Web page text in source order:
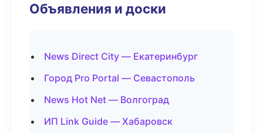
Объявления и доски
News Direct City — Екатеринбург
Город Pro Portal — Севастополь
News Hot Net — Волгоград
ИП Link Guide — Хабаровск